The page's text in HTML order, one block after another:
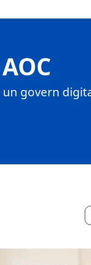
un govern